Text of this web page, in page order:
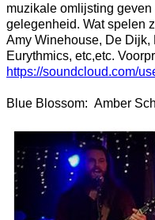
muzikale omlijsting
gelegenheid. Wat spelen
Amy Winehouse, De
Eurythmics, etc,etc.
https://soundcloud.com/
Blue Blossom: Amber